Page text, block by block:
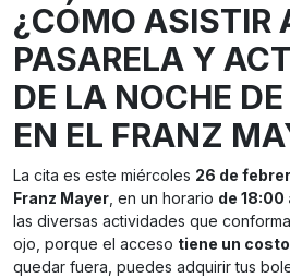
¿CÓMO ASISTIR
PASARELA Y
DE LA NOCHE
EN EL FRANZ
La cita es este miércoles 26 de
Franz Mayer, en un horario de 18:00
las diversas actividades que
ojo, porque el acceso tiene un
quedar fuera, puedes adquirir tus